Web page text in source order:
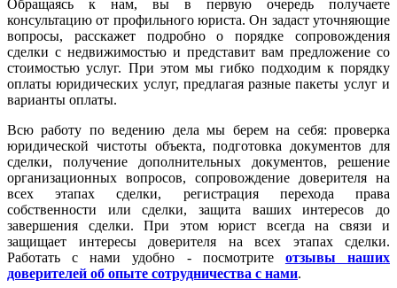
Обращаясь к нам, вы в первую очередь получаете
консультацию от профильного юриста. Он задаст уточняющие
вопросы, расскажет подробно о порядке сопровождения
сделки с недвижимостью и представит вам предложение со
стоимостью услуг. При этом мы гибко подходим к порядку
оплаты юридических услуг, предлагая разные пакеты услуг и
варианты оплаты.
Всю работу по ведению дела мы берем на себя: проверка
юридической чистоты объекта, подготовка документов для
сделки, получение дополнительных документов, решение
организационных вопросов, сопровождение доверителя на
всех этапах сделки, регистрация перехода права
собственности или сделки, защита ваших интересов до
завершения сделки. При этом юрист всегда на связи и
защищает интересы доверителя на всех этапах сделки.
Работать с нами удобно - посмотрите отзывы наших
доверителей об опыте сотрудничества с нами.